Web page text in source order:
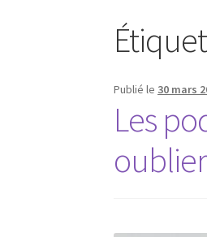
Publié le 30 mars
Les